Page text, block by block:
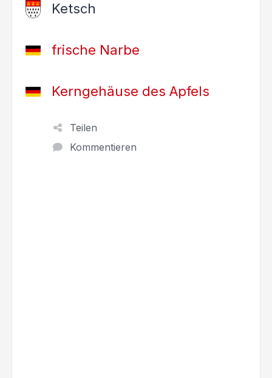
Ketsch
frische Narbe
Kerngehäuse des Apfels
Teilen
Kommentieren